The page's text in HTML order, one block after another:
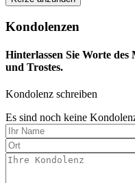
Kondolenzen
Hinterlassen Sie Worte des
und Trostes.
Kondolenz schreiben
Es sind noch keine